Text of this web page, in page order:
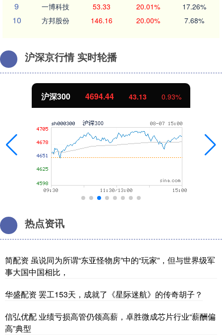
9 一博科技 53.33 20.01% 17.26%
10 方邦股份 146.16 20.00% 7.68%
沪深京行情 实时轮播
北证50 1134.24 11.37 1.01%
热点资讯
简配资 虽说同为所谓“东亚怪物房”中的“玩家”，但与世界级军
事大国中国相比，
华盛配资 罢工153天，成就了《星际迷航》的传奇胡子？
信弘优配 业绩亏损高管仍领高薪，卓胜微成芯片行业“薪酬偏
高”典型